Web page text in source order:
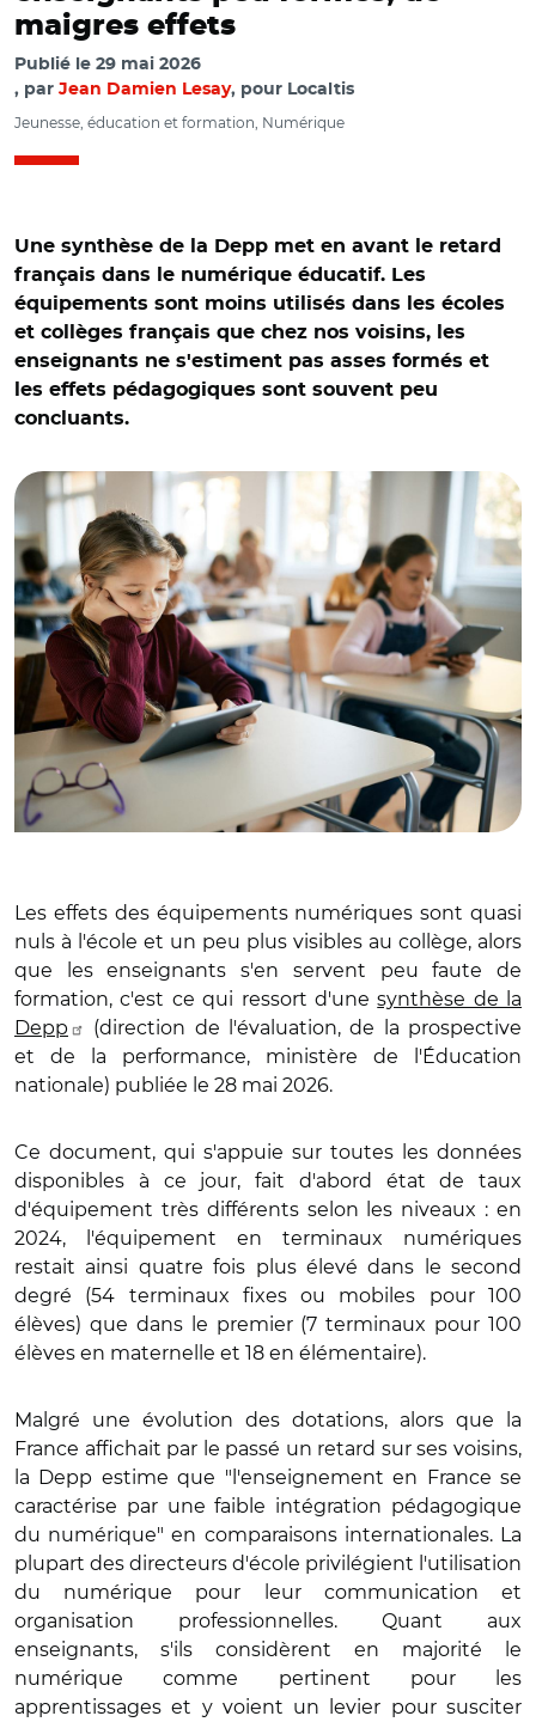
maigres effets
Publié le 29 mai 2026
par Jean Damien Lesay, pour Localtis
Jeunesse, éducation et formation, Numérique
Une synthèse de la Depp met en avant le retard
français dans le numérique éducatif. Les
équipements sont moins utilisés dans les écoles
et collèges français que chez nos voisins, les
enseignants ne s'estiment pas asses formés et
les effets pédagogiques sont souvent peu
concluants.
Les effets des équipements numériques sont quasi
nuls à l'école et un peu plus visibles au collège, alors
que les enseignants s'en servent peu faute de
formation, c'est ce qui ressort d'unesynthèse de la
Depp
(direction de l'évaluation, de la prospective
et de la performance, ministère de l'Éducation
nationale) publiée le 28 mai 2026.
Ce document, qui s'appuie sur toutes les données
disponibles à ce jour, fait d'abord état de taux
d'équipement très différents selon les niveaux : en
2024, l'équipement en terminaux numériques
restait ainsi quatre fois plus élevé dans le second
degré (54 terminaux fixes ou mobiles pour 100
élèves) que dans le premier (7 terminaux pour 100
élèves en maternelle et 18 en élémentaire).
Malgré une évolution des dotations, alors que la
France affichait par le passé un retard sur ses voisins,
la Depp estime que "l'enseignement en France se
caractérise par une faible intégration pédagogique
du numérique" en comparaisons internationales. La
plupart des directeurs d'école privilégient l'utilisation
du numérique pour leur communication et
organisation professionnelles. Quant aux
enseignants, s'ils considèrent en majorité le
numérique comme pertinent pour les
apprentissages et y voient un levier pour susciter